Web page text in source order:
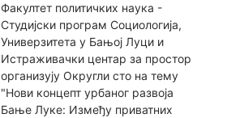
Факултет политичких наука -
Студијски програм Социологија,
Универзитета у Бањој Луци и
Истраживачки центар за простор
организују Округли сто на тему
"Нови концепт урбаног развоја
Бање Луке: Између приватних